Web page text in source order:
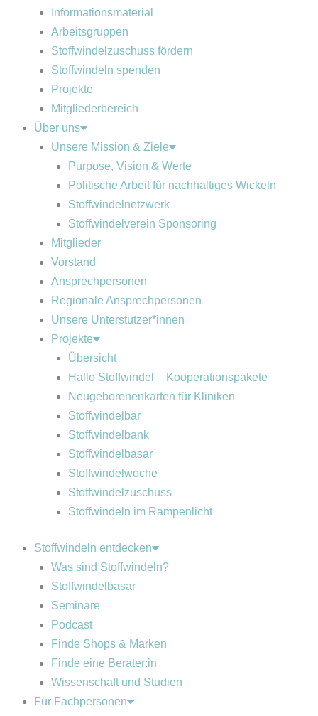
Informationsmaterial
Arbeitsgruppen
Stoffwindelzuschuss fördern
Stoffwindeln spenden
Projekte
Mitgliederbereich
Über uns
Unsere Mission & Ziele
Purpose, Vision & Werte
Politische Arbeit für nachhaltiges Wickeln
Stoffwindelnetzwerk
Stoffwindelverein Sponsoring
Mitglieder
Vorstand
Ansprechpersonen
Regionale Ansprechpersonen
Unsere Unterstützer*innen
Projekte
Übersicht
Hallo Stoffwindel – Kooperationspakete
Neugeborenenkarten für Kliniken
Stoffwindelbär
Stoffwindelbank
Stoffwindelbasar
Stoffwindelwoche
Stoffwindelzuschuss
Stoffwindeln im Rampenlicht
Stoffwindeln entdecken
Was sind Stoffwindeln?
Stoffwindelbasar
Seminare
Podcast
Finde Shops & Marken
Finde eine Berater:in
Wissenschaft und Studien
Für Fachpersonen